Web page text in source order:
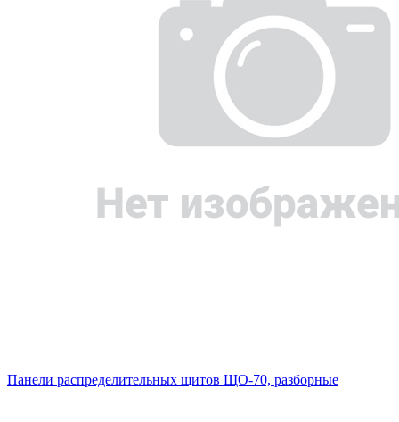
Панели распределительных щитов ЩО-70, разборные